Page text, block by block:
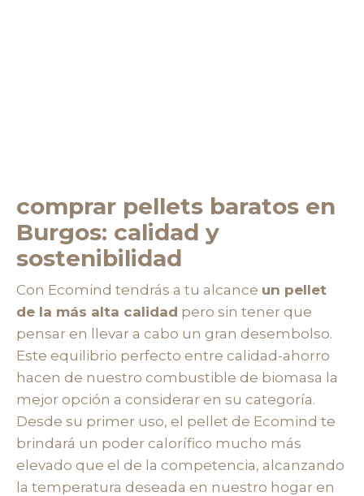
comprar pellets baratos en
Burgos: calidad y
sostenibilidad
Con Ecomind tendrás a tu alcance un pellet
de la más alta calidad pero sin tener que
pensar en llevar a cabo un gran desembolso.
Este equilibrio perfecto entre calidad-ahorro
hacen de nuestro combustible de biomasa la
mejor opción a considerar en su categoría.
Desde su primer uso, el pellet de Ecomind te
brindará un poder calorífico mucho más
elevado que el de la competencia, alcanzando
la temperatura deseada en nuestro hogar en